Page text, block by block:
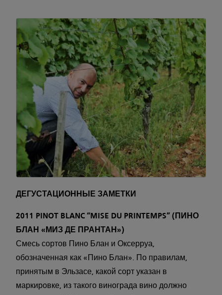
ДЕГУСТАЦИОННЫЕ ЗАМЕТКИ
2011 PINOT BLANC “MISE DU PRINTEMPS” (ПИНО
БЛАН «МИЗ ДЕ ПРАНТАН»)
Смесь сортов Пино Блан и Оксерруа,
обозначенная как «Пино Блан». По правилам,
принятым в Эльзасе, какой сорт указан в
маркировке, из такого винограда вино должно